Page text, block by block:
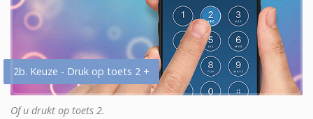
2b. Keuze - Druk op toets 2 +
Of u drukt op toets 2.